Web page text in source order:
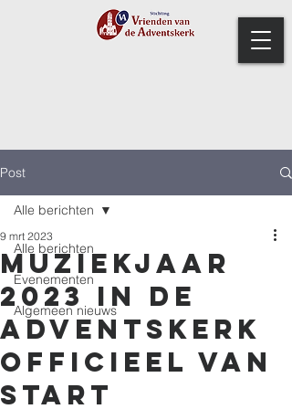
Post
Alle berichten
Evenementen
Algemeen nieuws
Alle berichten
Muziekjaar
2023 in de
Adventskerk
officieel van
start
9 mrt 2023